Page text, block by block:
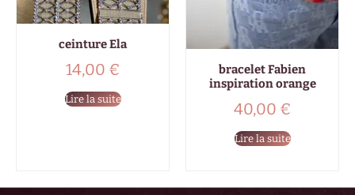
ceinture Ela
14,00 €
Lire la suite
bracelet Fabien
inspiration orange
40,00 €
Lire la suite